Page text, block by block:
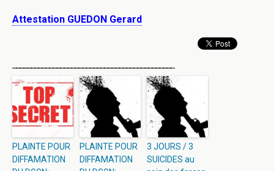
Attestation GUEDON Gerard
PLAINTE POUR
DIFFAMATION
PLAINTE POUR
DIFFAMATION
3 JOURS / 3
SUICIDES au